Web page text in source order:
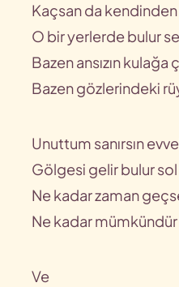
Kaçsan da
O bir yerlerde bulur
Bazen ansızın kulağa
Bazen gözlerindeki
Unuttum sanırsın
Gölgesi gelir bulur sol
Ne kadar zaman
Ne kadar
Ve